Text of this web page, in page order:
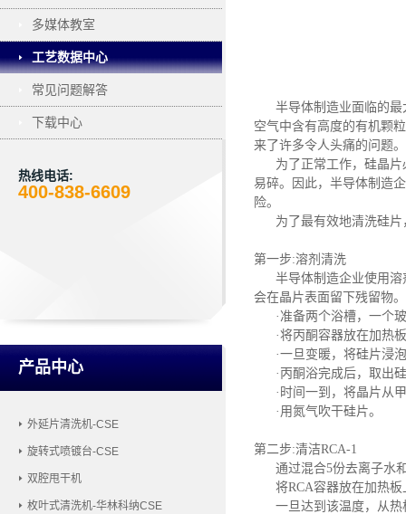
多媒体教室
工艺数据中心
常见问题解答
下载中心
热线电话:
400-838-6609
产品中心
外延片清洗机-CSE
旋转式喷镀台-CSE
双腔甩干机
枚叶式清洗机-华林科纳CSE
半导体制造业面临的
空气中含有高度的有机颗
来了许多令人头痛的问题。
为了正常工作，硅晶
易碎。因此，半导体制造
险。
为了最有效地清洗硅
第一步:溶剂清洗
半导体制造企业使用
会在晶片表面留下残留物
·准备两个浴槽，一个
·将丙酮容器放在加热
·一旦变暖，将硅片浸
·丙酮浴完成后，取出
·时间一到，将晶片从
·用氮气吹干硅片。
第二步:清洁RCA-1
通过混合5份去离子水
将RCA容器放在加热
一旦达到该温度，从